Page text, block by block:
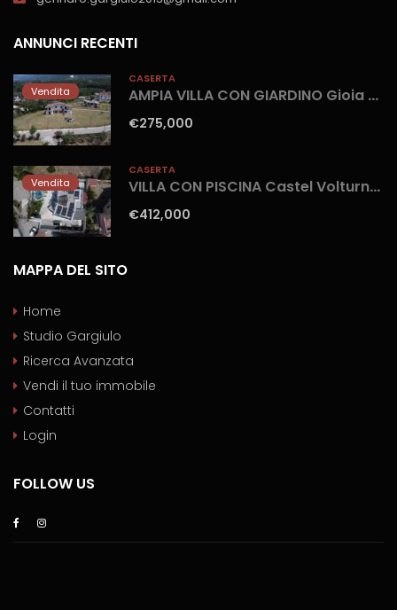
ANNUNCI RECENTI
Vendita
CASERTA
AMPIA VILLA CON GIARDINO Gioia Sannitica
€275,000
Vendita
CASERTA
VILLA CON PISCINA Castel Volturno-Parco Europa
€412,000
MAPPA DEL SITO
Home
Studio Gargiulo
Ricerca Avanzata
Vendi il tuo immobile
Contatti
Login
FOLLOW US